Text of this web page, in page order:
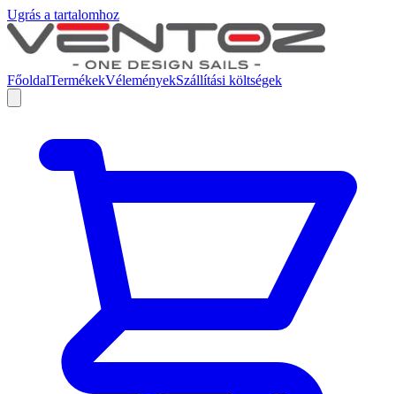
Ugrás a tartalomhoz
FőoldalTermékekVéleményekSzállítási költségek